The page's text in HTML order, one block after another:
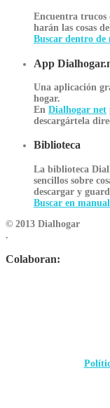
Encuentra trucos
harán las cosas
Buscar dentro de
App
Una aplicación
hogar.
En Dialhogar net
descargártela
Biblioteca
La biblioteca
sencillos sobre
descargar y
Buscar en
© 2013 Dialhogar
.
Colaboran: